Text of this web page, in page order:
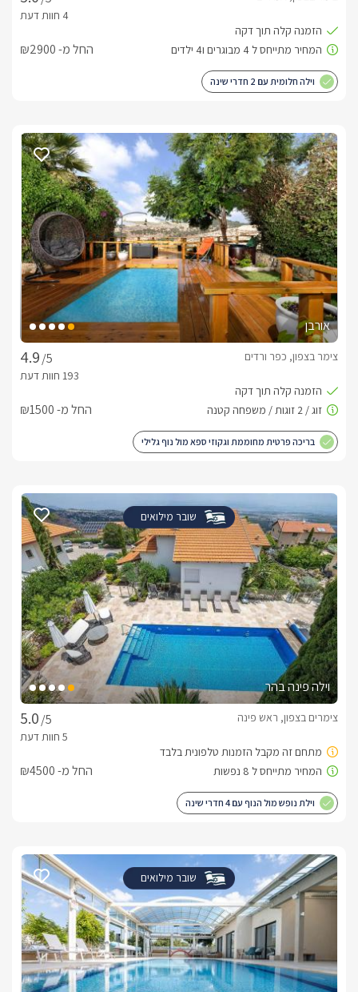
החל מ- ₪2900
וילה חלומית עם 2 חדרי שינה
אורבן
/5
צימר בצפון, כפר ורדים
החל מ- ₪1500
בריכה פרטית מחוממת וגקוזי ספא מול נוף גלילי
שובר מילואים
וילה פינה בהר
/5
צימרים בצפון, ראש פינה
החל מ- ₪4500
וילת נופש מול הנוף עם 4 חדרי שינה
שובר מילואים